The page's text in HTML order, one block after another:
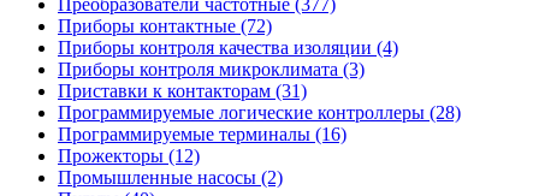
Приборы контактные (72)
Приборы контроля качества изоляции (4)
Приборы контроля микроклимата (3)
Приставки к контакторам (31)
Программируемые логические контроллеры (28)
Программируемые терминалы (16)
Прожекторы (12)
Промышленные насосы (2)